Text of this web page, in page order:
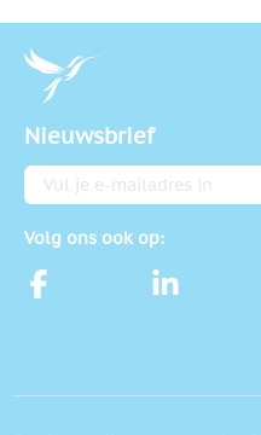
Nieuwsbrief
E-mailadres
Volg ons ook op: